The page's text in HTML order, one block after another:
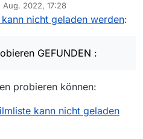
links untenin der Statuszeile
mit …
der 2 Felder Fime/
Aug. 2022, 17:28
nicht geladen werden:
GEFUNDEN :
probieren können:
kann nicht geladen